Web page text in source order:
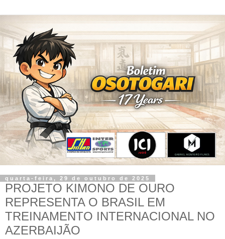
quarta-feira, 29 de outubro de 2025
PROJETO KIMONO DE OURO
REPRESENTA O BRASIL EM
TREINAMENTO INTERNACIONAL NO
AZERBAIJÃO